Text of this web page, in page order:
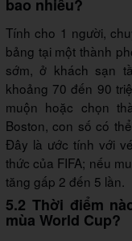
bao nhiêu?
Tính cho 1 người,
bảng tại một thành
sớm, ở khách sạn
khoảng 70 đến 90
muộn hoặc chọn
Boston, con số có
Đây là ước tính với
thức của FIFA; nếu
tăng gấp 2 đến 5 lần.
5.2 Thời điểm
mùa World Cup?